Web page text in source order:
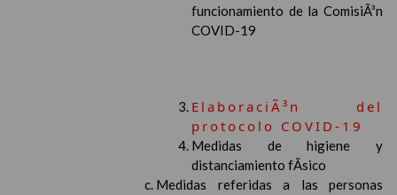
funcionamiento de la ComisiÃ³n
COVID-19
ElaboraciÃ³n del
protocolo COVID-19
Medidas de higiene y
distanciamiento fÃ­sico
Medidas referidas a las personas